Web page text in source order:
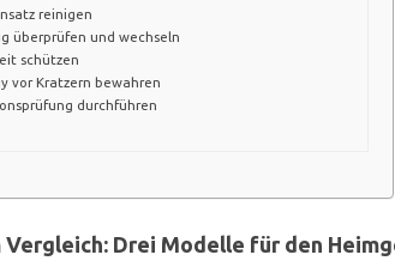
reinigen
überprüfen und wechseln
schützen
vor Kratzern bewahren
durchführen
Drei Modelle für den